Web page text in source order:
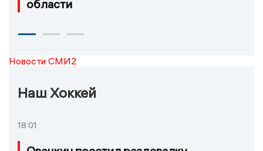
области
Новости СМИ2
Наш Хоккей
18:01